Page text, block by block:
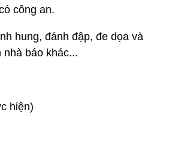
công an.
hung, đánh đập, đe dọa và
nhà báo khác...
hiện)